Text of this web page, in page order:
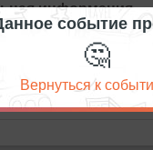
информация
событие
🤔
Вернуться к